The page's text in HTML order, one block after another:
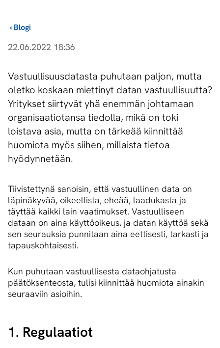
Blogi
›
22.06.2022 18:36
Vastuullisuusdatasta puhutaan paljon, mutta
oletko koskaan miettinyt datan vastuullisuutta?
Yritykset siirtyvät yhä enemmän johtamaan
organisaatiotansa tiedolla, mikä on toki
loistava asia, mutta on tärkeää kiinnittää
huomiota myös siihen, millaista tietoa
hyödynnetään.
Tiivistettynä sanoisin, että vastuullinen data on
läpinäkyvää, oikeellista, eheää, laadukasta ja
täyttää kaikki lain vaatimukset. Vastuulliseen
dataan on aina käyttöoikeus, ja datan käyttöä sekä
sen seurauksia punnitaan aina eettisesti, tarkasti ja
tapauskohtaisesti.
Kun puhutaan vastuullisesta dataohjatusta
päätöksenteosta, tulisi kiinnittää huomiota ainakin
seuraaviin asioihin.
1. Regulaatiot